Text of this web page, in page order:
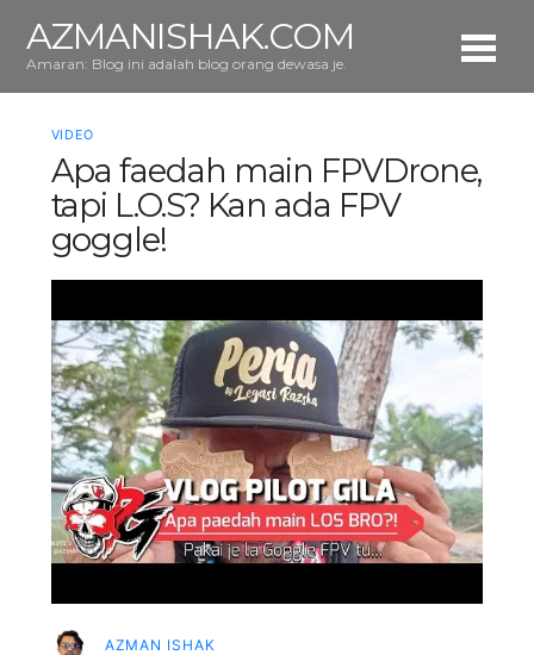
AZMANISHAK.COM
Amaran: Blog ini adalah blog orang dewasa je.
VIDEO
Apa faedah main FPVDrone,
tapi L.O.S? Kan ada FPV
goggle!
AZMAN ISHAK